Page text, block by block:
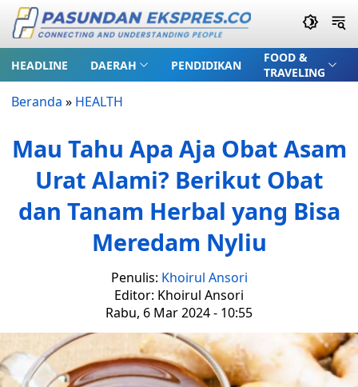
HEADLINE DAERAH PENDIDIKAN
FOOD &
TRAVELING
Beranda » HEALTH
Mau Tahu Apa Aja Obat Asam
Urat Alami? Berikut Obat
dan Tanam Herbal yang Bisa
Meredam Nyliu
Penulis: Khoirul Ansori
Editor: Khoirul Ansori
Rabu, 6 Mar 2024 - 10:55